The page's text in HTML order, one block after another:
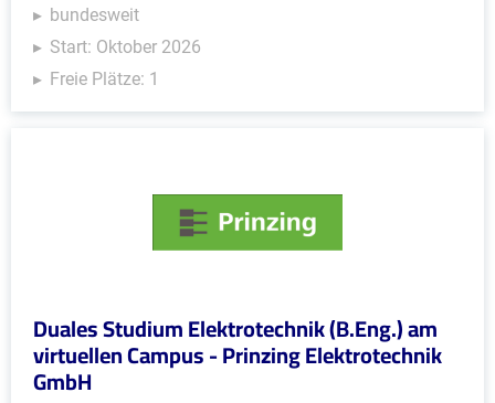
bundesweit
Start: Oktober 2026
Freie Plätze: 1
Duales Studium Elektrotechnik (B.Eng.) am
virtuellen Campus - Prinzing Elektrotechnik
GmbH